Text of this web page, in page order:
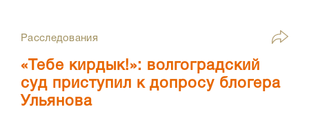
Расследования
«Тебе кирдык!»: волгоградский
суд приступил к допросу блогера
Ульянова